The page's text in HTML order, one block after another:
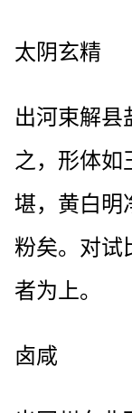
太阴玄精
出河束解县
之，形体如
堪，黄白明
粉矣。对试
者为上。
卤咸